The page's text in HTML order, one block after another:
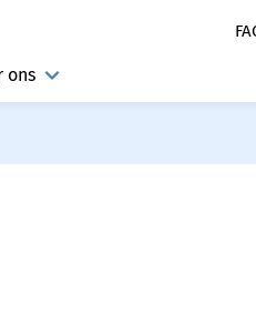
ons